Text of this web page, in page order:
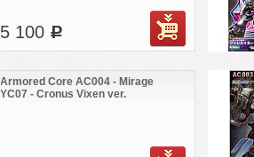
5 100 c
Armored Core AC004 - Mirage
YC07 - Cronus Vixen ver.